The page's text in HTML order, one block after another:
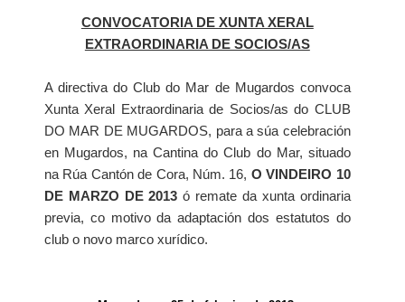
CONVOCATORIA DE XUNTA XERAL
EXTRAORDINARIA DE SOCIOS/AS
A directiva do Club do Mar de Mugardos convoca
Xunta Xeral Extraordinaria de Socios/as do CLUB
DO MAR DE MUGARDOS, para a súa celebración
en Mugardos, na Cantina do Club do Mar, situado
na Rúa Cantón de Cora, Núm. 16, O VINDEIRO 10
DE MARZO DE 2013ó remate da xunta ordinaria
previa, co motivo da adaptación dos estatutos do
club o novo marco xurídico.